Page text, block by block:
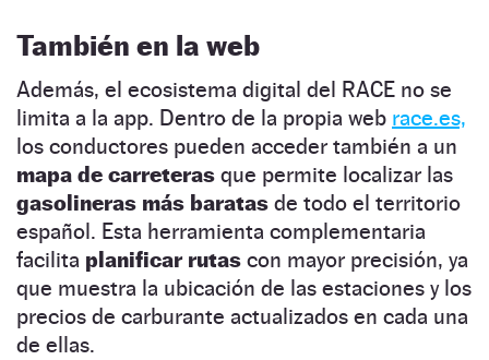
También en la web
Además, el ecosistema digital del RACE no se
limita a la app. Dentro de la propia web race.es,
los conductores pueden acceder también a un
mapa de carreteras que permite localizar las
gasolineras más baratas de todo el territorio
español. Esta herramienta complementaria
facilita planificar rutas con mayor precisión, ya
que muestra la ubicación de las estaciones y los
precios de carburante actualizados en cada una
de ellas.